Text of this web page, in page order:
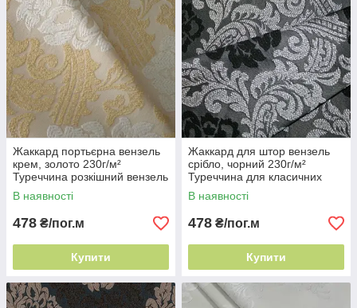
Жаккард портьєрна вензель
крем, золото 230г/м²
Туреччина розкішний вензель
В наявності
478 ₴/пог.м
Купити
Жаккард для штор вензель
срібло, чорний 230г/м²
Туреччина для класичних
інтер'єрів
В наявності
478 ₴/пог.м
Купити